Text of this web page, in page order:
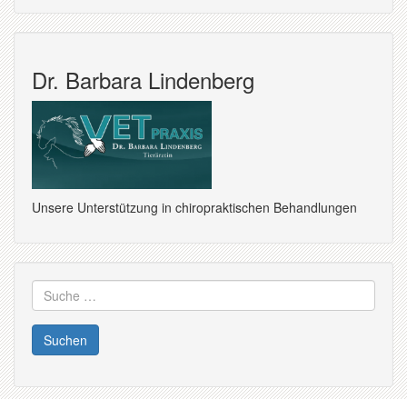
Dr. Barbara Lindenberg
Unsere Unterstützung in chiropraktischen Behandlungen
Suche
nach: